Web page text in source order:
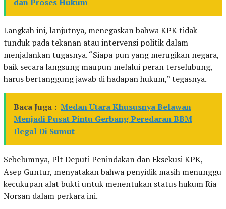
Langkah ini, lanjutnya, menegaskan bahwa KPK tidak
tunduk pada tekanan atau intervensi politik dalam
menjalankan tugasnya. “Siapa pun yang merugikan negara,
baik secara langsung maupun melalui peran terselubung,
harus bertanggung jawab di hadapan hukum,” tegasnya.
Baca Juga : Medan Utara Khususnya Belawan
Menjadi Pusat Pintu Gerbang Peredaran BBM
Ilegal Di Sumut
Sebelumnya, Plt Deputi Penindakan dan Eksekusi KPK,
Asep Guntur, menyatakan bahwa penyidik masih menunggu
kecukupan alat bukti untuk menentukan status hukum Ria
Norsan dalam perkara ini.